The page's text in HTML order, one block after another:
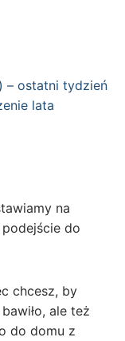
– ostatni tydzień
lata
na
do
chcesz, by
ale też
do domu z